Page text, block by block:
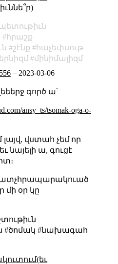
հրաշք
շէնք
հաչեփսութ
մինիմալիզմ
– 2023-03-06
գործ ա՝
ansy_ts/tsomak-oga-o-
լայվ, վստահ չեմ որ
նայելի ա, գուցէ
մի օր կը
#ծոմակ #նախագահ